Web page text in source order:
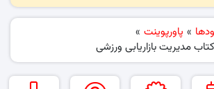
» پاورپوینت »